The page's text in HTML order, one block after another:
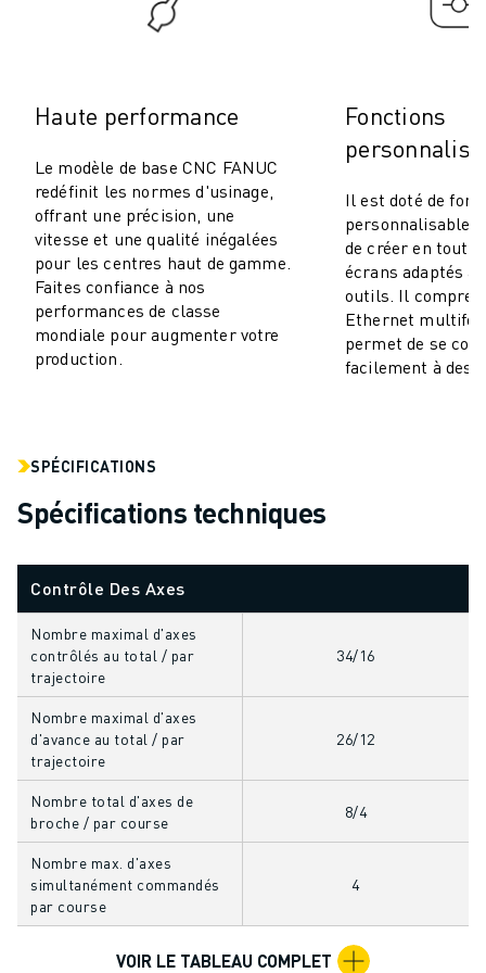
COÛT TOTAL D'UNE ROBOSHOT
ROBOCUT MATÉRIEL
ROBOCUT MAINTENANCE PRÉVENTIVE
DURABILITÉ DU ROBOCUT
SOLUTIONS IIOT
SOLUTIONS POUR L'USINE INTELLIGENTE
DES SOLUTIONS D'USINE INTELLIGENTE POUR AMÉLIORER
ENREGISTREMENT DU PRODUIT "
TÉMOIGNAGES
SOLUTIONS
AÉROSPATIALE
VÉHICULES ÉLECTRIQUES
ALIMENTATION ET BOISSONS
MÉDICAL
ENTREPOSAGE, LOGISTIQUE, POSTE ET COLIS
APPLICATIONS
USINAGE 5 AXES
SOUDAGE À L'ARC
RECTIFICATION CNC
FRAISAGE CNC
TOURNAGE CNC
PERÇAGE ET TARAUDAGE À GRANDE VITESSE
MOULAGE PAR INJECTION
ENTRETIEN DES MACHINES
Haute performance
Le modèle de base CNC FANUC
redéfinit les normes d'usinage,
offrant une précision, une
vitesse et une qualité inégalées
pour les centres haut de gamme.
Faites confiance à nos
performances de classe
mondiale pour augmenter votre
production.
Fonctions
Il est doté de
de créer en toute
écrans adaptés
outils. Il
Ethernet
permet de se
facilement à des
SPÉCIFICATIONS
Spécifications techniques
Contrôle Des Axes
Nombre maximal d'axes
contrôlés au total / par
trajectoire
34/16
Nombre maximal d'axes
d'avance au total / par
trajectoire
26/12
Nombre total d'axes de
broche / par course
8/4
Nombre max. d'axes
simultanément commandés
par course
4
VOIR LE TABLEAU COMPLET